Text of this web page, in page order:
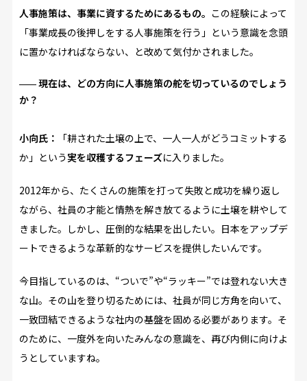
人事施策は、事業に資するためにあるもの。 この経験によって
「事業成長の後押しをする人事施策を行う」という意識を念頭
に置かなければならない、と改めて気付かされました。
現在は、どの方向に人事施策の舵を切っているのでしょう
か？
小向氏：
「耕された土壌の上で、一人一人がどうコミットする
か」という実を収穫するフェーズに入りました。
2012年から、たくさんの施策を打って失敗と成功を繰り返し
ながら、社員の才能と情熱を解き放てるように土壌を耕やして
きました。しかし、圧倒的な結果を出したい。日本をアップデ
ートできるような革新的なサービスを提供したいんです。
今目指しているのは、“ついで”や“ラッキー”では登れない大き
な山。その山を登り切るためには、社員が同じ方角を向いて、
一致団結できるような社内の基盤を固める必要があります。そ
のために、一度外を向いたみんなの意識を、再び内側に向けよ
うとしていますね。